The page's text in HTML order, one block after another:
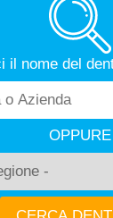
il nome del
OPPURE